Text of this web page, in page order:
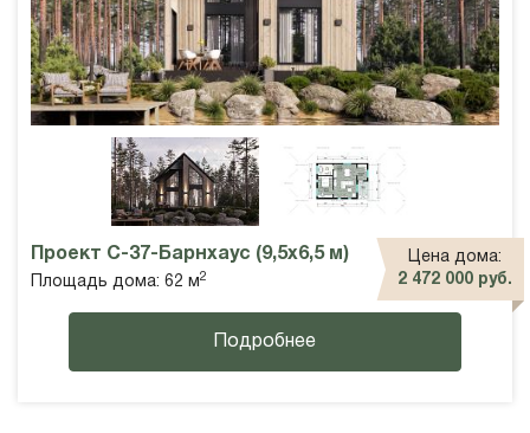
Проект С-37-Барнхаус (9,5х6,5 м)
Площадь дома: 62 м 2
Цена дома:
2 472 000 руб.
Подробнее